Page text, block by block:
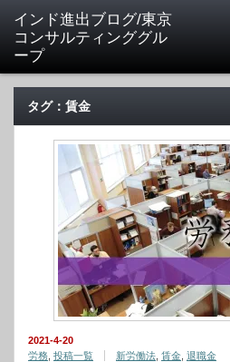
インド進出ブログ/東京
コンサルティンググル
ープ
タグ：賃金
2021-4-20
労務 投稿一覧 新労働法 賃金 退職金